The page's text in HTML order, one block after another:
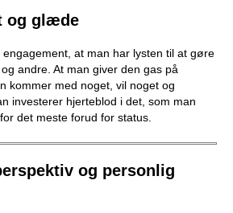
og glæde
at man har lysten til at gøre
andre. At man giver den gas på
kommer med noget, vil noget og
investerer hjerteblod i det, som man
det meste forud for status.
og personlig